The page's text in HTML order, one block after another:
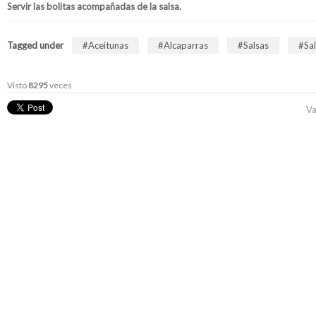
Servir las bolitas acompañadas de la salsa.
Tagged under Aceitunas Alcaparras Salsas
Visto 8295veces